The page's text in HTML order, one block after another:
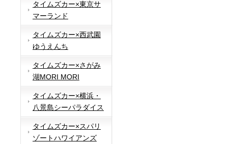
タイムズカー×東京サ
マーランド
タイムズカー×西武園
ゆうえんち
タイムズカー×さがみ
湖MORI MORI
タイムズカー×横浜・
八景島シーパラダイス
タイムズカー×スパリ
ゾートハワイアンズ